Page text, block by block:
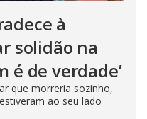
à
solidão na
é de verdade’
que morreria sozinho,
ao seu lado